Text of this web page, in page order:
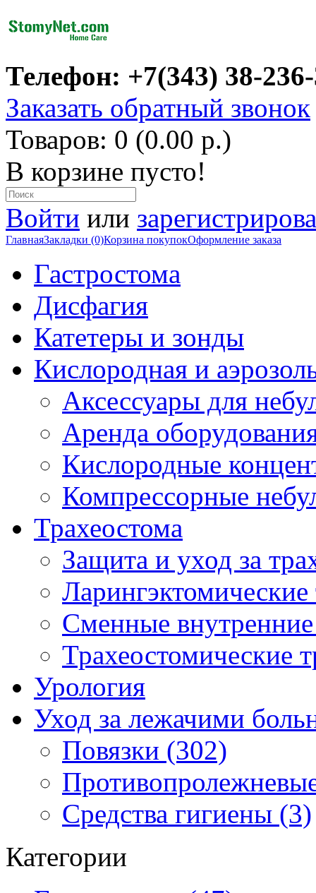
Телефон: +7(343) 38-
Заказать обратный звонок
Товаров: 0 (0.00 р.)
В корзине пусто!
Войти или
ГлавнаяЗакладки (0)Корзина покупокОформление заказа
Гастростома
Дисфагия
Катетеры и зонды
Кислородная и
Аксессуары для
Аренда
Кислородные
Компрессорные
Трахеостома
Защита и уход за
Сменные
Трахеостомические
Урология
Уход за лежачими
Повязки (302)
Средства гигиены (3)
Категории